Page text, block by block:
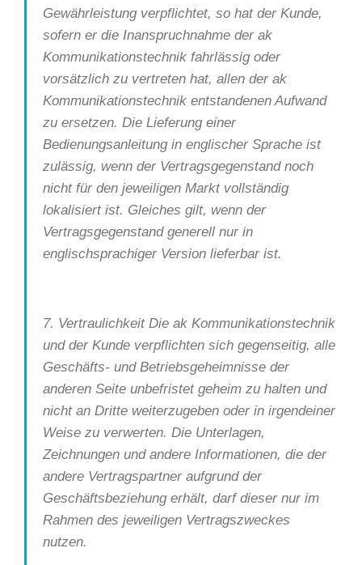
Gewährleistung verpflichtet, so hat der Kunde,
sofern er die Inanspruchnahme der ak
Kommunikationstechnik fahrlässig oder
vorsätzlich zu vertreten hat, allen der ak
Kommunikationstechnik entstandenen Aufwand
zu ersetzen. Die Lieferung einer
Bedienungsanleitung in englischer Sprache ist
zulässig, wenn der Vertragsgegenstand noch
nicht für den jeweiligen Markt vollständig
lokalisiert ist. Gleiches gilt, wenn der
Vertragsgegenstand generell nur in
englischsprachiger Version lieferbar ist.
7. Vertraulichkeit Die ak Kommunikationstechnik
und der Kunde verpflichten sich gegenseitig, alle
Geschäfts- und Betriebsgeheimnisse der
anderen Seite unbefristet geheim zu halten und
nicht an Dritte weiterzugeben oder in irgendeiner
Weise zu verwerten. Die Unterlagen,
Zeichnungen und andere Informationen, die der
andere Vertragspartner aufgrund der
Geschäftsbeziehung erhält, darf dieser nur im
Rahmen des jeweiligen Vertragszweckes
nutzen.